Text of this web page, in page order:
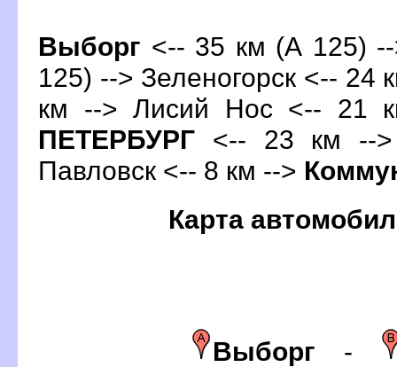
ыбор <-- 35 км (А 125)
125) --> Зеленогорск <-- 24
км --> Лисий Нос <-- 21
ПЕТЕРБУРГ <-- 23 км --
Павловск <-- 8 км -->
Карта
ыбор -